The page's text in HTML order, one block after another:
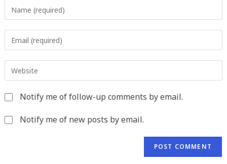
your
username
to
comment
your
address
toyour
URL
Notify me of follow-up comments by email.
Notify me of new posts by email.